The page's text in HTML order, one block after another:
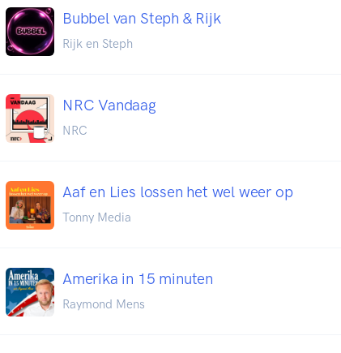
Bubbel van Steph & Rijk
Rijk en Steph
NRC Vandaag
NRC
Aaf en Lies lossen het wel weer op
Tonny Media
Amerika in 15 minuten
Raymond Mens